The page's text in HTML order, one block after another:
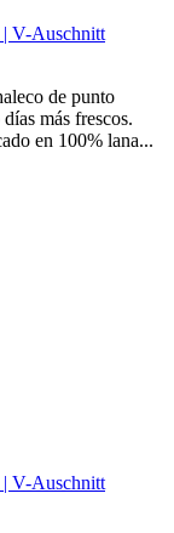
V-Auschnitt
de punto
más frescos.
en 100% lana...
V-Auschnitt